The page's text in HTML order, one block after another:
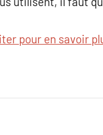
pour en savoir